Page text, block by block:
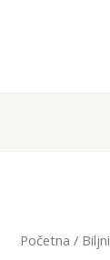
Početna /
Detox